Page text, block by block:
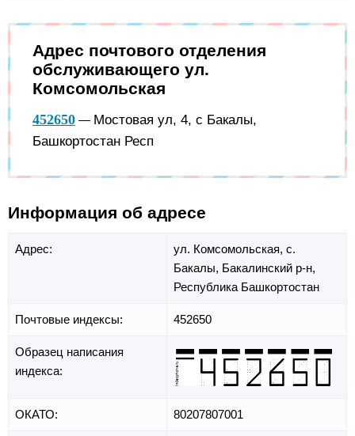
Адрес почтового отделения
обслуживающего ул.
Комсомольская
452650 — Мостовая ул, 4, с Бакалы,
Башкортостан Респ
Информация об адресе
Адрес: ул. Комсомольская, с.
Бакалы, Бакалинский р-н,
Республика Башкортостан
Почтовые индексы: 452650
Образец написания
индекса:
ОКАТО: 80207807001